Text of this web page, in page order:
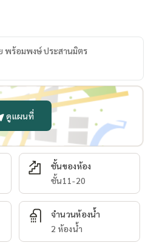
พร้อมพงษ์ ประสานมิตร
ดูแผนที่
ชั้นของห้อง
ชั้น11-20
จำนวนห้องน้ำ
2 ห้องน้ำ